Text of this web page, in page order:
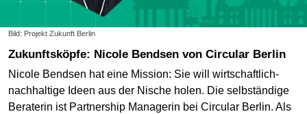
Bild: Projekt Zukunft Berlin
Zukunftsköpfe: Nicole Bendsen von Circular Berlin
Nicole Bendsen hat eine Mission: Sie will wirtschaftlich-
nachhaltige Ideen aus der Nische holen. Die selbständige
Beraterin ist Partnership Managerin bei Circular Berlin. Als